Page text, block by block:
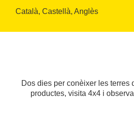
Català, Castellà, Anglès
Dos dies per conèixer les terres
productes, visita 4x4 i